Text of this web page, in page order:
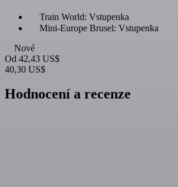
Train World: Vstupenka
Mini-Europe Brusel: Vstupenka
Nové
Od 42,43 US$
40,30 US$
Hodnocení a recenze